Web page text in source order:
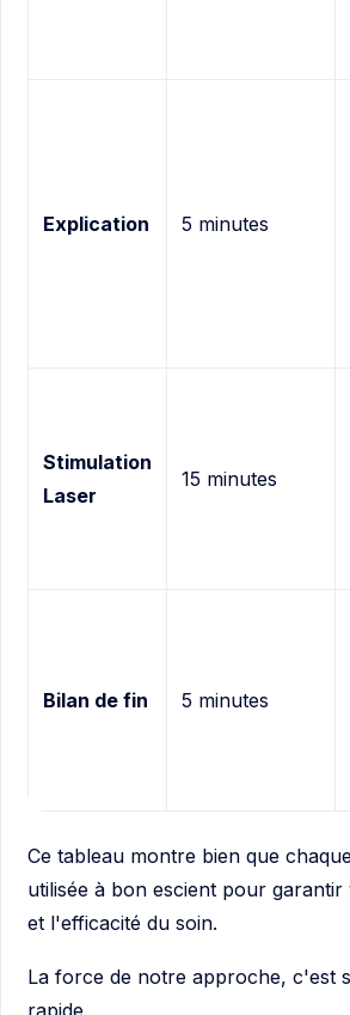
Explication 5 minutes
Stimulation
Laser
15 minutes
Bilan de fin 5 minutes
Ce tableau montre bien que
utilisée à bon escient pour
et l'efficacité du soin.
La force de notre approche, c'est